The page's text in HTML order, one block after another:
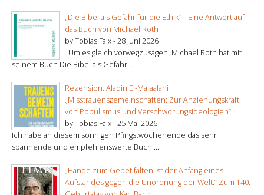
„Die Bibel als Gefahr für die Ethik“ – Eine Antwort auf
das Buch von Michael Roth
by Tobias Faix -28 Juni 2026
. Um es gleich vorwegzusagen: Michael Roth hat mit
seinem Buch Die Bibel als Gefahr ...
Rezension: Aladin El-Mafaalani
„Misstrauensgemeinschaften: Zur Anziehungskraft
von Populismus und Verschwörungsideologien“
by Tobias Faix -25 Mai 2026
Ich habe an diesem sonnigen Pfingstwochenende das sehr
spannende und empfehlenswerte Buch ...
„Hände zum Gebet falten ist der Anfang eines
Aufstandes gegen die Unordnung der Welt.“ Zum 140.